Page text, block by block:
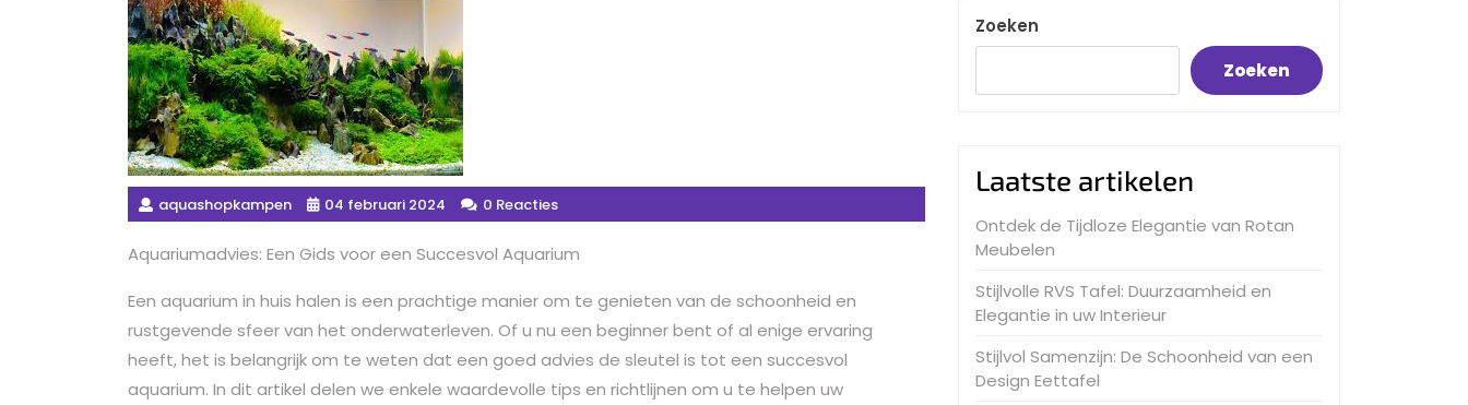
aquashopkampen 04 februari 2024 0 Reacties
Aquariumadvies: Een Gids voor een Succesvol Aquarium
Een aquarium in huis halen is een prachtige manier om te genieten van de schoonheid en
rustgevende sfeer van het onderwaterleven. Of u nu een beginner bent of al enige ervaring
heeft, het is belangrijk om te weten dat een goed advies de sleutel is tot een succesvol
aquarium. In dit artikel delen we enkele waardevolle tips en richtlijnen om u te helpen uw
Zoeken
Zoeken
Laatste artikelen
Ontdek de Tijdloze Elegantie van Rotan
Meubelen
Stijlvolle RVS Tafel: Duurzaamheid en
Elegantie in uw Interieur
Stijlvol Samenzijn: De Schoonheid van een
Design Eettafel